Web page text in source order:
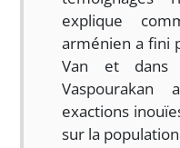
explique
arménien a fini
Van et dans
exactions
sur la